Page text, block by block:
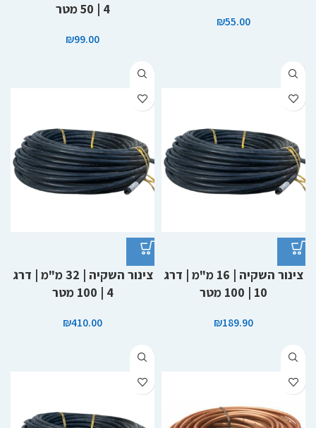
₪55.00
4 | 50 מטר
₪99.00
צינור השקיה | 16 מ"מ | דרג
10 | 100 מטר
₪189.90
צינור השקיה | 32 מ"מ | דרג
4 | 100 מטר
₪410.00